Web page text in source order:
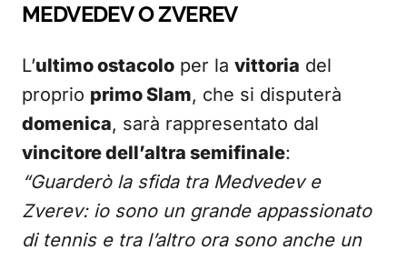
MEDVEDEV O ZVEREV
L’ultimo ostacolo per la vittoria del
proprio primo Slam, che si disputerà
domenica, sarà rappresentato dal
vincitore dell’altra semifinale:
“Guarderò la sfida tra Medvedev e
Zverev: io sono un grande appassionato
di tennis e tra l’altro ora sono anche un